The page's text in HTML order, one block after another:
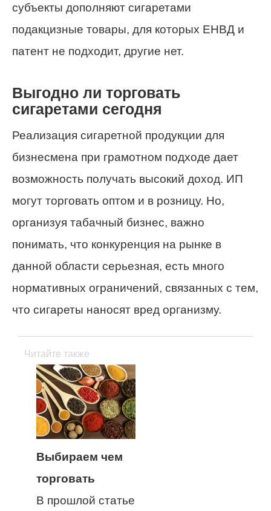
субъекты дополняют сигаретами
подакцизные товары, для которых ЕНВД и
патент не подходит, другие нет.
Выгодно ли торговать
сигаретами сегодня
Реализация сигаретной продукции для
бизнесмена при грамотном подходе дает
возможность получать высокий доход. ИП
могут торговать оптом и в розницу. Но,
организуя табачный бизнес, важно
понимать, что конкуренция на рынке в
данной области серьезная, есть много
нормативных ограничений, связанных с тем,
что сигареты наносят вред организму.
Читайте также
Выбираем чем
торговать
В прошлой статье